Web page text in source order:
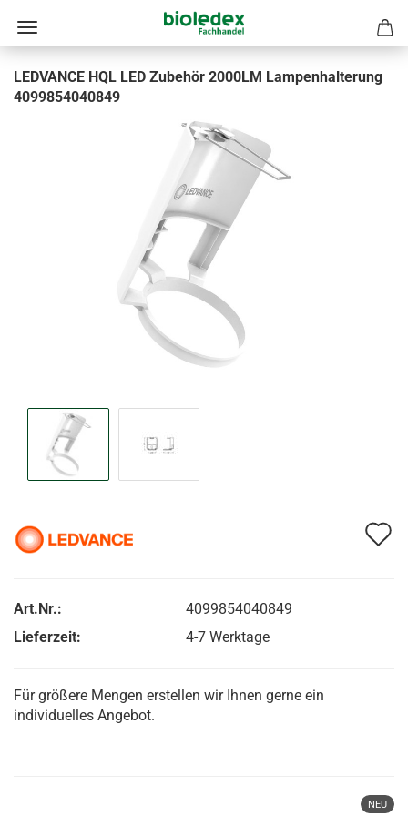
LEDVANCE HQL LED Zubehör 2000LM Lampenhalterung
4099854040849
Art.Nr.:
4099854040849
Lieferzeit:
4-7 Werktage
Für größere Mengen erstellen wir Ihnen gerne ein
individuelles Angebot.
NEU